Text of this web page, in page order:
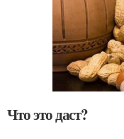
Что это даст?